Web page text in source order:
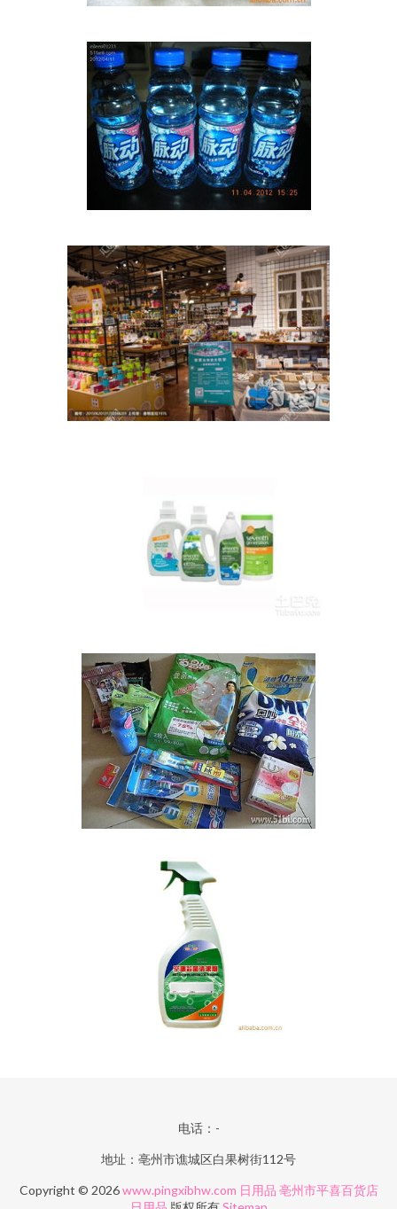
电话：-
地址：亳州市谯城区白果树街112号
Copyright © 2026www.pingxibhw.com 日用品 亳州市平喜百货店